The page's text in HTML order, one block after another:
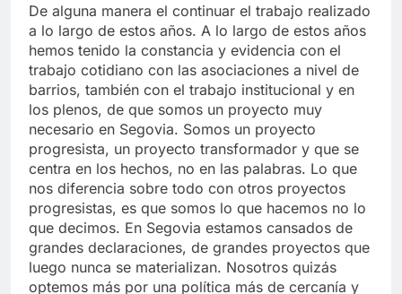
De alguna manera el continuar el trabajo realizado
a lo largo de estos años. A lo largo de estos años
hemos tenido la constancia y evidencia con el
trabajo cotidiano con las asociaciones a nivel de
barrios, también con el trabajo institucional y en
los plenos, de que somos un proyecto muy
necesario en Segovia. Somos un proyecto
progresista, un proyecto transformador y que se
centra en los hechos, no en las palabras. Lo que
nos diferencia sobre todo con otros proyectos
progresistas, es que somos lo que hacemos no lo
que decimos. En Segovia estamos cansados de
grandes declaraciones, de grandes proyectos que
luego nunca se materializan. Nosotros quizás
optemos más por una política más de cercanía y